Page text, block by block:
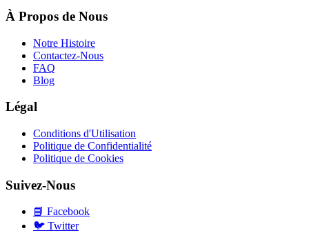
À Propos de Nous
Notre Histoire
Contactez-Nous
FAQ
Blog
Légal
Conditions d'Utilisation
Politique de Confidentialité
Politique de Cookies
Suivez-Nous
📘 Facebook
🐦 Twitter